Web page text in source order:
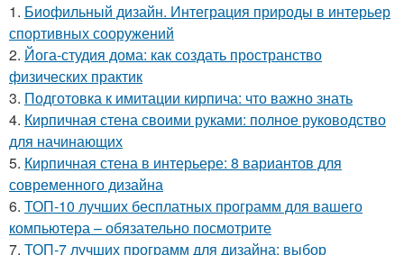
1. Биофильный дизайн. Интеграция природы в интерьер
спортивных сооружений
2. Йога-студия дома: как создать пространство
физических практик
3. Подготовка к имитации кирпича: что важно знать
4. Кирпичная стена своими руками: полное руководство
для начинающих
5. Кирпичная стена в интерьере: 8 вариантов для
современного дизайна
6. ТОП-10 лучших бесплатных программ для вашего
компьютера – обязательно посмотрите
7. ТОП-7 лучших программ для дизайна: выбор